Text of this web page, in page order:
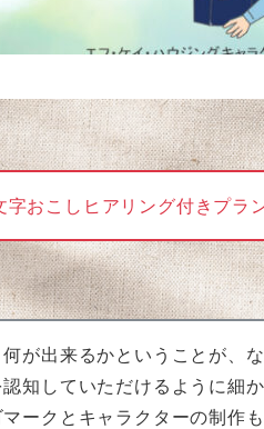
おこしヒアリング付きプラン
が出来るかということが、
知していただけるように細
ークとキャラクターの制作